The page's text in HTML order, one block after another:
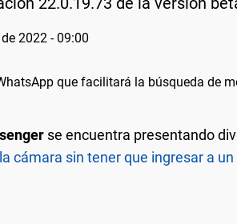
2022 - 09:00
se encuentra presentando
cámara sin tener que ingresar a